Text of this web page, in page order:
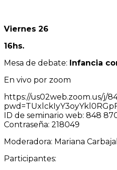
Viernes 26
16hs.
Mesa de debate: Infancia
En vivo por zoom
https://us02web.zoom.us/j/
ID de seminario web: 848
Contraseña: 218049
Moderadora: Mariana Carbajal
Participantes: